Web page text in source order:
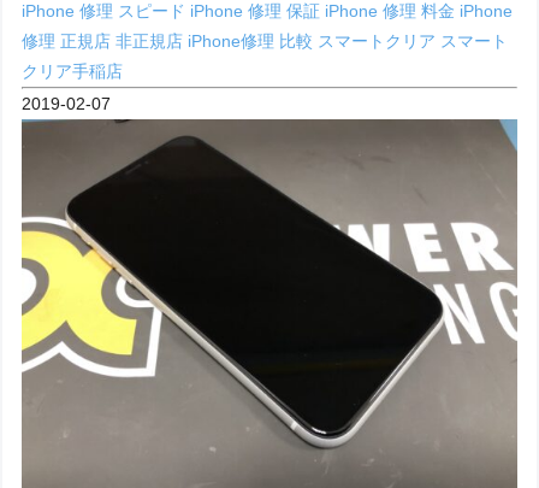
iPhone 修理 スピード iPhone 修理 保証 iPhone 修理 料金 iPhone
修理 正規店 非正規店 iPhone修理 比較 スマートクリア スマート
クリア手稲店
2019-02-07